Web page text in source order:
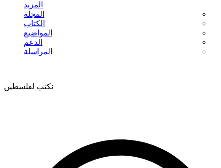
المزيد
المجلة
الكتاب
المواضيع
الدعم
المراسلة
نكتب لفلسطين